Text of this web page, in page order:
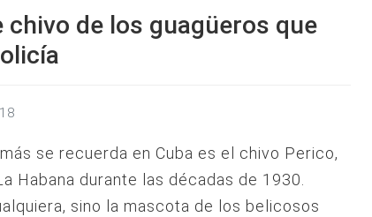
chivo de los guagüeros que
se recuerda en Cuba es el chivo Perico,
Habana durante las décadas de 1930.
sino la mascota de los belicosos